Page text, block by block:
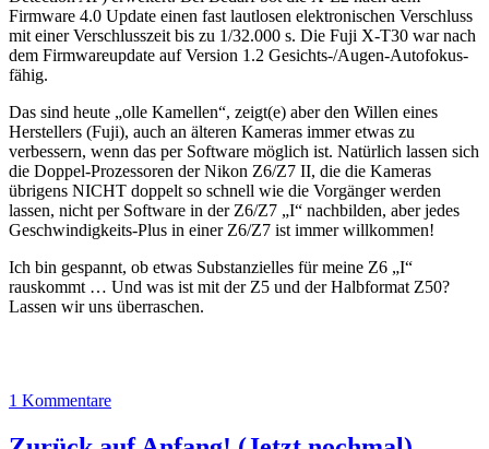
Firmware 4.0 Update einen fast lautlosen elektronischen Verschluss
mit einer Verschlusszeit bis zu 1/32.000 s. Die Fuji X-T30 war nach
dem Firmwareupdate auf Version 1.2 Gesichts-/Augen-Autofokus-
fähig.
Das sind heute „olle Kamellen“, zeigt(e) aber den Willen eines
Herstellers (Fuji), auch an älteren Kameras immer etwas zu
verbessern, wenn das per Software möglich ist. Natürlich lassen sich
die Doppel-Prozessoren der Nikon Z6/Z7 II, die die Kameras
übrigens NICHT doppelt so schnell wie die Vorgänger werden
lassen, nicht per Software in der Z6/Z7 „I“ nachbilden, aber jedes
Geschwindigkeits-Plus in einer Z6/Z7 ist immer willkommen!
Ich bin gespannt, ob etwas Substanzielles für meine Z6 „I“
rauskommt … Und was ist mit der Z5 und der Halbformat Z50?
Lassen wir uns überraschen.
1 Kommentare